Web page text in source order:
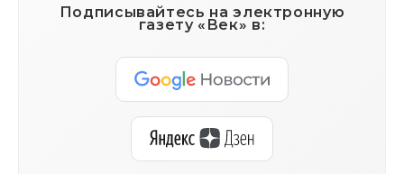
Подписывайтесь на электронную
газету «Век» в: